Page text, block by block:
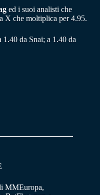
ed i suoi analisti che
X che moltiplica per 4.95.
1.40 da Snai; a 1.40 da
MMEuropa,